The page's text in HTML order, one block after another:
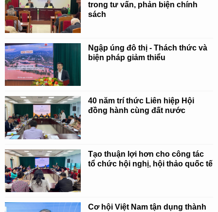
trong tư vấn, phản biện chính
sách
Ngập úng đô thị - Thách thức và
biện pháp giảm thiểu
40 năm trí thức Liên hiệp Hội
đồng hành cùng đất nước
Tạo thuận lợi hơn cho công tác
tổ chức hội nghị, hội thảo quốc tế
Cơ hội Việt Nam tận dụng thành